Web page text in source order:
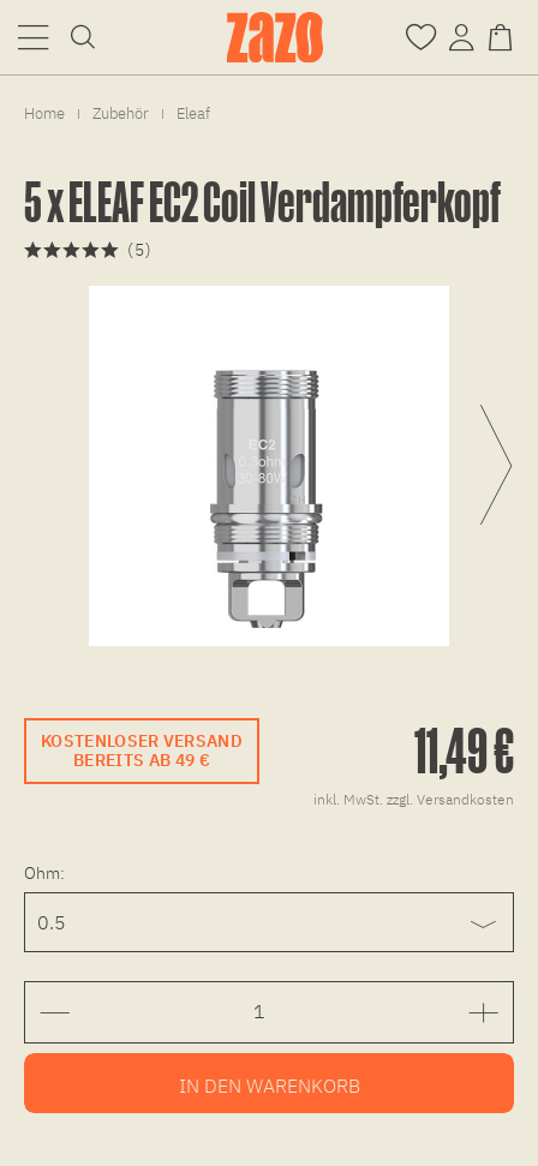
Home | Zubehör | Eleaf
5 x ELEAF EC2 Coil Verdampferkopf
(5)
KOSTENLOSER VERSAND
BEREITS AB 49 €
11,49 €
inkl. MwSt. zzgl. Versandkosten
Ohm:
IN DEN WARENKORB